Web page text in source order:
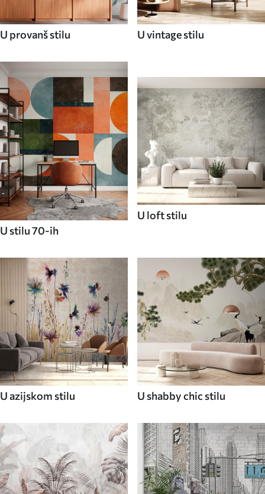
U provanš stilu U vintage stilu
U stilu 70-ih
U loft stilu
U azijskom stilu U shabby chic stilu